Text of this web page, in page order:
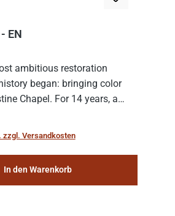
EN
ambitious restoration
began: bringing color
Chapel. For 14 years, a
from the Vatican undertook
job of cleaning and
zzgl. Versandkosten
In den Warenkorb